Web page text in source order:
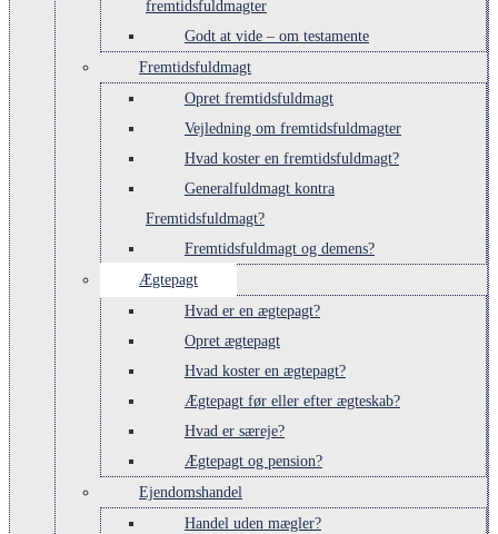
fremtidsfuldmagter
Godt at vide – om testamente
Fremtidsfuldmagt
Opret fremtidsfuldmagt
Vejledning om fremtidsfuldmagter
Hvad koster en fremtidsfuldmagt?
Generalfuldmagt kontra
Fremtidsfuldmagt?
Fremtidsfuldmagt og demens?
Ægtepagt
Hvad er en ægtepagt?
Opret ægtepagt
Hvad koster en ægtepagt?
Ægtepagt før eller efter ægteskab?
Hvad er særeje?
Ægtepagt og pension?
Ejendomshandel
Handel uden mægler?